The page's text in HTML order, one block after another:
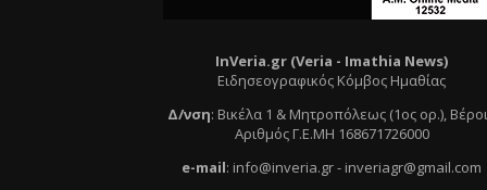
InVeria.gr (Veria - Ιmathia News)
Ειδησεογραφικός Κόμβος Ημαθίας
Δ/νση: Βικέλα 1 & Μητροπόλεως (1ος ορ.),
Αριθμός Γ.Ε.ΜΗ 168671726000
e-mail: info@inveria.gr- inveriagr@gmail.com